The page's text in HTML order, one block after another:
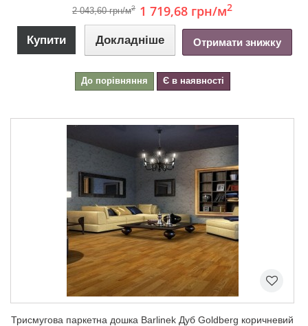
2 043,60 грн/м2 1 719,68 грн/м2
Купити Докладніше Отримати знижку
До порівняння Є в наявності
Триcмугова паркетна дошка Barlinek Дуб Goldberg коричневий